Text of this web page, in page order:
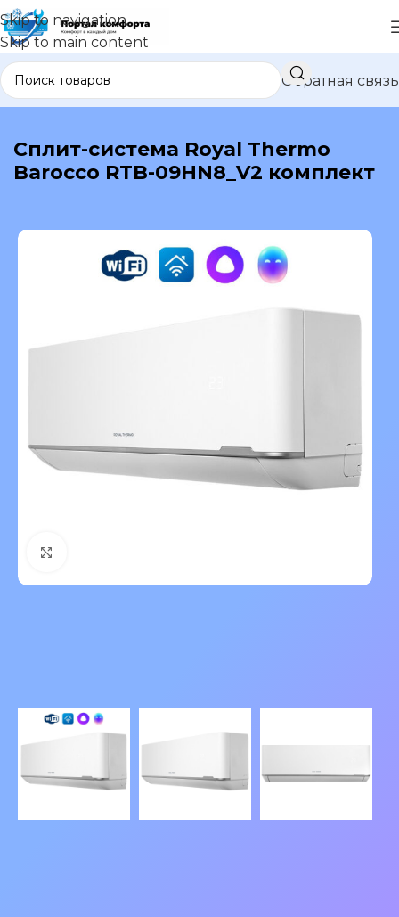
Skip to navigation
Skip to main content
Обратная связь
В каталог
Сплит-система Royal Thermo
Barocco RTB-09HN8_V2 комплект